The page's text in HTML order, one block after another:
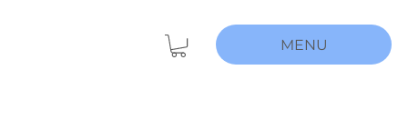
MENU